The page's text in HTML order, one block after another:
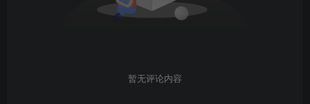
暂无评论内容